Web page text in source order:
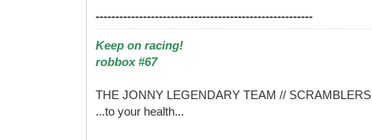
-------------------------------------------------------
Keep on racing!
robbox #67
THE JONNY LEGENDARY TEAM // SCRAMBLERS
...to your health...